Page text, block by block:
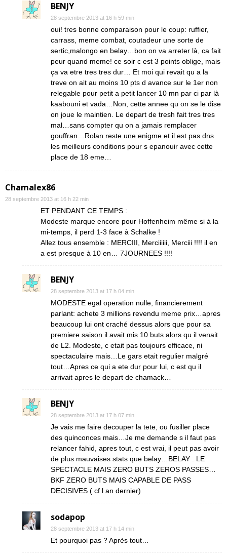
BENJY
28 septembre 2013 at 16 h 59 min
oui! tres bonne comparaison pour le coup: ruffier,
carrass, meme combat, coutadeur une sorte de
sertic,malongo en belay…bon on va arreter là, ca fait
peur quand meme! ce soir c est 3 points oblige, mais
ça va etre tres tres dur… Et moi qui revait qu a la
treve on ait au moins 10 pts d avance sur le 1er non
relegable pour petit a petit lancer 10 mn par ci par là
kaabouni et vada…Non, cette annee qu on se le dise
on joue le maintien. Le depart de tresh fait tres tres
mal…sans compter qu on a jamais remplacer
gouffran…Rolan reste une enigme et il est pas dns
les meilleurs conditions pour s epanouir avec cette
place de 18 eme…
Chamalex86
28 septembre 2013 at 16 h 22 min
ET PENDANT CE TEMPS :
Modeste marque encore pour Hoffenheim même si à la
mi-temps, il perd 1-3 face à Schalke !
Allez tous ensemble : MERCIII, Merciiiiii, Merciii !!!! il en
a est presque à 10 en… 7JOURNEES !!!!
BENJY
28 septembre 2013 at 17 h 04 min
MODESTE egal operation nulle, financierement
parlant: achete 3 millions revendu meme prix…apres
beaucoup lui ont craché dessus alors que pour sa
premiere saison il avait mis 10 buts alors qu il venait
de L2. Modeste, c etait pas toujours efficace, ni
spectaculaire mais…Le gars etait regulier malgré
tout…Apres ce qui a ete dur pour lui, c est qu il
arrivait apres le depart de chamack…
BENJY
28 septembre 2013 at 17 h 07 min
Je vais me faire decouper la tete, ou fusiller place
des quinconces mais…Je me demande s il faut pas
relancer fahid, apres tout, c est vrai, il peut pas avoir
de plus mauvaises stats que belay…BELAY : LE
SPECTACLE MAIS ZERO BUTS ZEROS PASSES…
BKF ZERO BUTS MAIS CAPABLE DE PASS
DECISIVES ( cf l an dernier)
sodapop
28 septembre 2013 at 17 h 14 min
Et pourquoi pas ? Après tout…